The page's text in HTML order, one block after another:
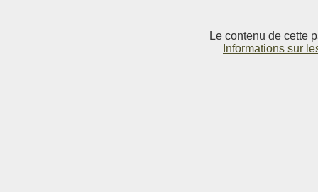
Le contenu de cette
Informations sur